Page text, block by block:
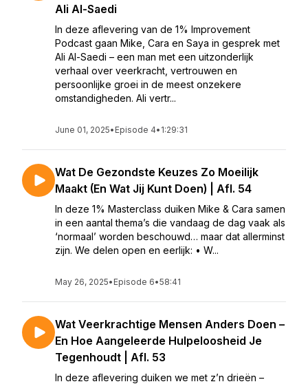
Ali Al-Saedi
In deze aflevering van de 1% Improvement
Podcast gaan Mike, Cara en Saya in gesprek met
Ali Al-Saedi – een man met een uitzonderlijk
verhaal over veerkracht, vertrouwen en
persoonlijke groei in de meest onzekere
omstandigheden. Ali vertr...
June 01, 2025• Episode 4• 1:29:31
Wat De Gezondste Keuzes Zo Moeilijk
Maakt (En Wat Jij Kunt Doen) | Afl. 54
In deze 1% Masterclass duiken Mike & Cara samen
in een aantal thema’s die vandaag de dag vaak als
‘normaal’ worden beschouwd… maar dat allerminst
zijn. We delen open en eerlijk: • W...
May 26, 2025• Episode 6•58:41
Wat Veerkrachtige Mensen Anders Doen –
En Hoe Aangeleerde Hulpeloosheid Je
Tegenhoudt | Afl. 53
In deze aflevering duiken we met z’n drieën –